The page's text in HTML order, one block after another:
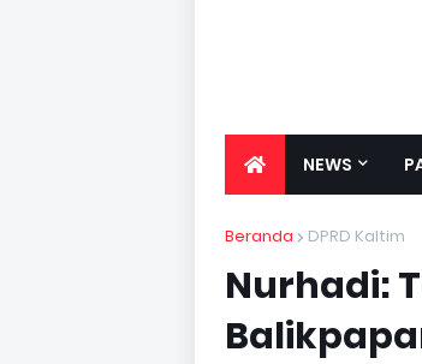
NEWS
Beranda DPRD Kaltim
Nurhadi: